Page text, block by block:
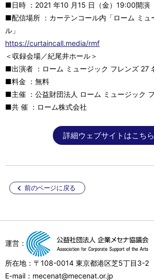
■日時 ：2021 年10 月15 日（金）19:00開演
■配信場所 ：カーテンコール内「ローム ミュ
ル」
https://curtaincall.media/rmf
＜収録会場／紀尾井ホール＞
■出演者 ：ローム ミュージック フレンズ 27
■料金 ：無料
■主催 ：公益財団法人 ローム ミュージック
■共 催 ：ローム株式会社
詳細ウェブサイトはこちら
前のページに戻る
運営：
所在地：〒108-0014 東京都港区芝5丁目3-2
E-mail：mecenat@mecenat.or.jp